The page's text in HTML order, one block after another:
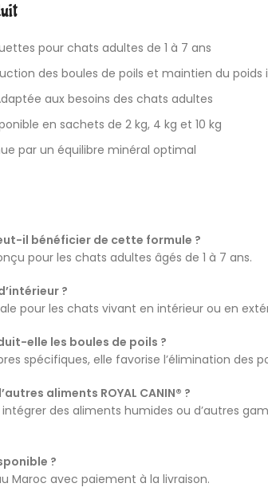
pour chats adultes de 1 à 7 ans
des boules de poils et maintien du poids
aux besoins des chats adultes
en sachets de 2 kg, 4 kg et 10 kg
par un équilibre minéral optimal
il bénéficier de cette formule ?
pour les chats adultes âgés de 1 à 7 ans.
?
pour les chats vivant en intérieur ou en
elle les boules de poils ?
spécifiques, elle favorise l’élimination des
aliments ROYAL CANIN® ?
des aliments humides ou d’autres
?
Maroc avec paiement à la livraison.